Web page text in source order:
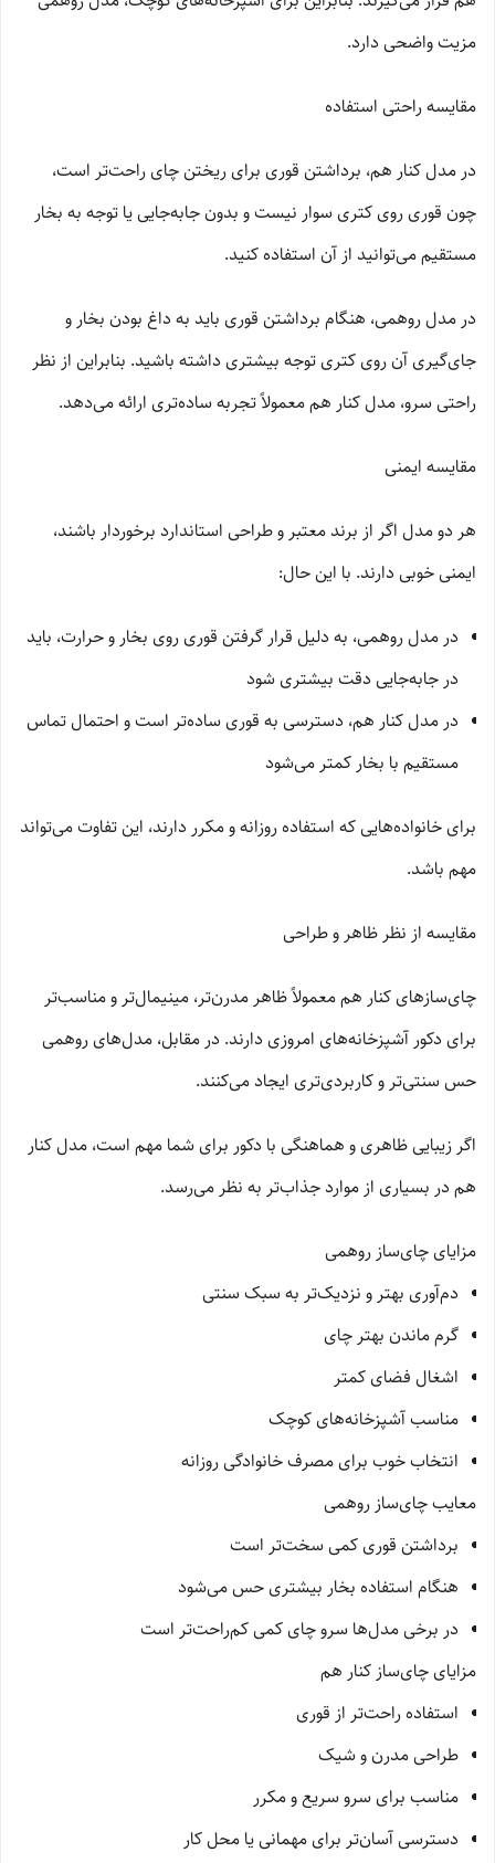
مزیت واضحی دارد.
مقایسه راحتی استفاده
در مدل کنار هم، برداشتن قوری برای ریختن چای راحت‌تر است،
چون قوری روی کتری سوار نیست و بدون جابه‌جایی یا توجه به بخار
مستقیم می‌توانید از آن استفاده کنید.
در مدل روهمی، هنگام برداشتن قوری باید به داغ بودن بخار و
جای‌گیری آن روی کتری توجه بیشتری داشته باشید. بنابراین از نظر
راحتی سرو، مدل کنار هم معمولاً تجربه ساده‌تری ارائه می‌دهد.
مقایسه ایمنی
هر دو مدل اگر از برند معتبر و طراحی استاندارد برخوردار باشند،
ایمنی خوبی دارند. با این حال:
در مدل روهمی، به دلیل قرار گرفتن قوری روی بخار و حرارت، باید
در جابه‌جایی دقت بیشتری شود
در مدل کنار هم، دسترسی به قوری ساده‌تر است و احتمال تماس
مستقیم با بخار کمتر می‌شود
برای خانواده‌هایی که استفاده روزانه و مکرر دارند، این تفاوت می‌تواند
مهم باشد.
مقایسه از نظر ظاهر و طراحی
چای‌سازهای کنار هم معمولاً ظاهر مدرن‌تر، مینیمال‌تر و مناسب‌تر
برای دکور آشپزخانه‌های امروزی دارند. در مقابل، مدل‌های روهمی
حس سنتی‌تر و کاربردی‌تری ایجاد می‌کنند.
اگر زیبایی ظاهری و هماهنگی با دکور برای شما مهم است، مدل کنار
هم در بسیاری از موارد جذاب‌تر به نظر می‌رسد.
مزایای چای‌ساز روهمی
دم‌آوری بهتر و نزدیک‌تر به سبک سنتی
گرم ماندن بهتر چای
اشغال فضای کمتر
مناسب آشپزخانه‌های کوچک
انتخاب خوب برای مصرف خانوادگی روزانه
معایب چای‌ساز روهمی
برداشتن قوری کمی سخت‌تر است
هنگام استفاده بخار بیشتری حس می‌شود
در برخی مدل‌ها سرو چای کمی کم‌راحت‌تر است
مزایای چای‌ساز کنار هم
استفاده راحت‌تر از قوری
طراحی مدرن و شیک
مناسب برای سرو سریع و مکرر
دسترسی آسان‌تر برای مهمانی یا محل کار